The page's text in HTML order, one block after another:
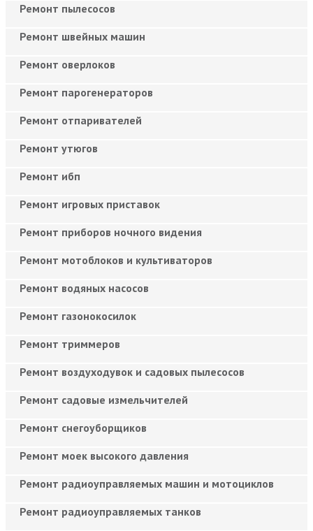
Ремонт пылесосов
Ремонт швейных машин
Ремонт оверлоков
Ремонт парогенераторов
Ремонт отпаривателей
Ремонт утюгов
Ремонт ибп
Ремонт игровых приставок
Ремонт приборов ночного видения
Ремонт мотоблоков и культиваторов
Ремонт водяных насосов
Ремонт газонокосилок
Ремонт триммеров
Ремонт воздуходувок и садовых пылесосов
Ремонт садовые измельчителей
Ремонт снегоуборщиков
Ремонт моек высокого давления
Ремонт радиоуправляемых машин и мотоциклов
Ремонт радиоуправляемых танков